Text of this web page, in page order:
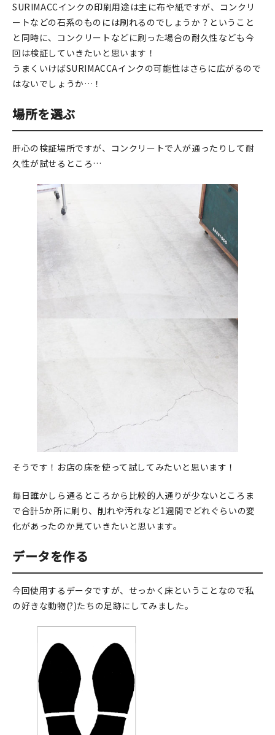
文房具
雑貨
はんこ
在庫限り
おすすめ特集
読みもの
イベント・ワークショップ
お買い物ガイド
よくある質問
お問い合わせ
SURIMACCインクの印刷用途は主に布や紙ですが、コンクリ
ートなどの石系のものには刷れるのでしょうか？ということ
と同時に、コンクリートなどに刷った場合の耐久性なども今
回は検証していきたいと思います！
うまくいけばSURIMACCAインクの可能性はさらに広がるので
はないでしょうか…！
場所を選ぶ
肝心の検証場所ですが、コンクリートで人が通ったりして耐
久性が試せるところ…
そうです！お店の床を使って試してみたいと思います！
毎日誰かしら通るところから比較的人通りが少ないところま
で合計5か所に刷り、削れや汚れなど1週間でどれぐらいの変
化があったのか見ていきたいと思います。
データを作る
今回使用するデータですが、せっかく床ということなので私
の好きな動物(?)たちの足跡にしてみました。